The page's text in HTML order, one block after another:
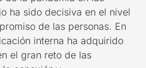
ha sido decisiva en el nivel
de las personas. En
interna ha adquirido
el gran reto de las